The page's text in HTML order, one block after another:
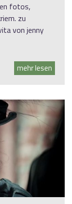
fotos,
zu
von jenny
mehr lesen